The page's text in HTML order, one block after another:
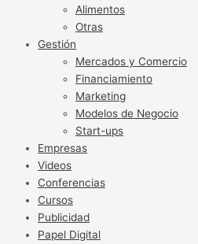
Alimentos
Otras
Gestión
Mercados y Comercio
Financiamiento
Marketing
Modelos de Negocio
Start-ups
Empresas
Videos
Conferencias
Cursos
Publicidad
Papel Digital